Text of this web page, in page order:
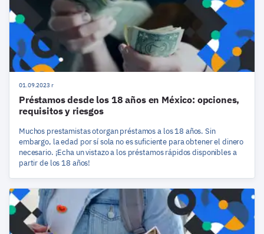
01.09.2023 r
Préstamos desde los 18 años en México: opciones,
requisitos y riesgos
Muchos prestamistas otorgan préstamos a los 18 años. Sin
embargo, la edad por sí sola no es suficiente para obtener el dinero
necesario. ¡Echa un vistazo a los préstamos rápidos disponibles a
partir de los 18 años!